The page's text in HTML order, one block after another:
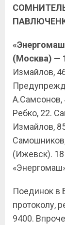
(Москва) —
Измайлов,
А.Самсонов,
Ребко, 22.
Измайлов,
(Ижевск). 18
Поединок в
протоколу,
9400.